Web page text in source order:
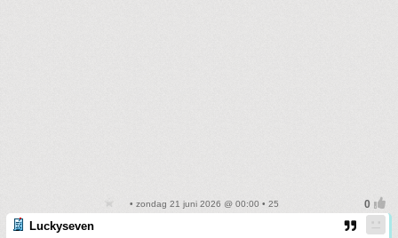
• zondag 21 juni 2026 @ 00:00 • 25
Luckyseven